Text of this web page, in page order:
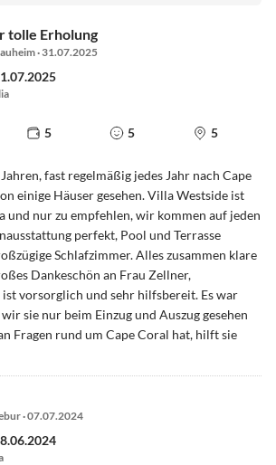
tolle Erholung
· 31.07.2025
5 5 5
fast regelmäßig jedes Jahr nach Cape
einige Häuser gesehen. Villa Westside ist
und nur zu empfehlen, wir kommen auf jeden
perfekt, Pool und Terrasse
Schlafzimmer. Alles zusammen klare
Dankeschön an Frau Zellner,
vorsorglich und sehr hilfsbereit. Es war
sie nur beim Einzug und Auszug gesehen
Fragen rund um Cape Coral hat, hilft sie
· 07.07.2024